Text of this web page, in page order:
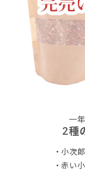
一
2種
・小次
・赤い